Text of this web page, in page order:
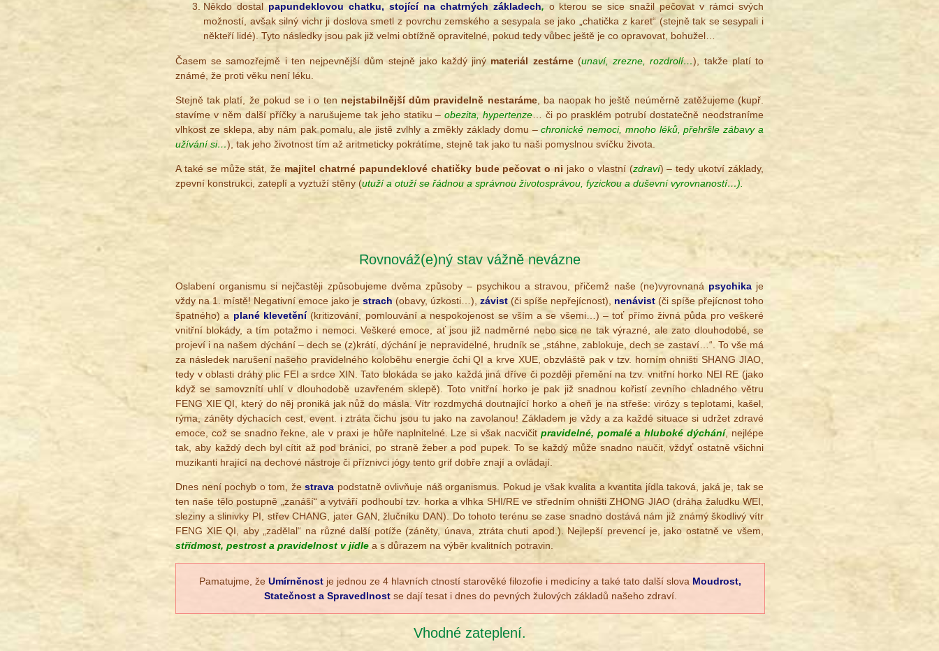
Někdo dostal papundeklovou chatku, stojící na chatrných základech, o kterou se sice snažil pečovat v rámci svých
možností, avšak silný vichr ji doslova smetl z povrchu zemského a sesypala se jako „chatička z karet“ (stejně tak se sesypali i
někteří lidé). Tyto následky jsou pak již velmi obtížně opravitelné, pokud tedy vůbec ještě je co opravovat, bohužel…
Časem se samozřejmě i ten nejpevnější dům stejně jako každý jiný materiál zestárne(unaví, zrezne, rozdrolí…), takže platí to
známé, že proti věku není léku.
Stejně tak platí, že pokud se i o ten nejstabilnější dům pravidelně nestaráme, ba naopak ho ještě neúměrně zatěžujeme (kupř.
stavíme v něm další příčky a narušujeme tak jeho statiku –obezita, hypertenze … či po prasklém potrubí dostatečně neodstraníme
vlhkost ze sklepa, aby nám pak pomalu, ale jistě zvlhly a změkly základy domu –chronické nemoci, mnoho léků, přehršle zábavy a
užívání si…), tak jeho životnost tím až aritmeticky pokrátíme, stejně tak jako tu naši pomyslnou svíčku života.
A také se může stát, že majitel chatrné papundeklové chatičky bude pečovat o ni jako o vlastní (zdraví) – tedy ukotví základy,
zpevní konstrukci, zateplí a vyztuží stěny (utuží a otuží se řádnou a správnou životosprávou, fyzickou a duševní vyrovnaností…).
Rovnováž(e)ný stav vážně nevázne
Oslabení organismu si nejčastěji způsobujeme dvěma způsoby – psychikou a stravou, přičemž naše (ne)vyrovnaná psychikaje
vždy na 1. místě! Negativní emoce jako je strach (obavy, úzkosti…), závist (či spíše nepřejícnost), nenávist (či spíše přejícnost toho
špatného) a plané klevetění(kritizování, pomlouvání a nespokojenost se vším a se všemi…) – toť přímo živná půda pro veškeré
vnitřní blokády, a tím potažmo i nemoci. Veškeré emoce, ať jsou již nadměrné nebo sice ne tak výrazné, ale zato dlouhodobé, se
projeví i na našem dýchání – dech se (z)krátí, dýchání je nepravidelné, hrudník se „stáhne, zablokuje, dech se zastaví…“. To vše má
za následek narušení našeho pravidelného koloběhu energie čchi QI a krve XUE, obzvláště pak v tzv. horním ohništi SHANG JIAO,
tedy v oblasti dráhy plic FEI a srdce XIN. Tato blokáda se jako každá jiná dříve či později přemění na tzv. vnitřní horko NEI RE (jako
když se samovznítí uhlí v dlouhodobě uzavřeném sklepě). Toto vnitřní horko je pak již snadnou kořistí zevního chladného větru
FENG XIE QI, který do něj proniká jak nůž do másla. Vítr rozdmychá doutnající horko a oheň je na střeše: virózy s teplotami, kašel,
rýma, záněty dýchacích cest, event. i ztráta čichu jsou tu jako na zavolanou! Základem je vždy a za každé situace si udržet zdravé
emoce, což se snadno řekne, ale v praxi je hůře naplnitelné. Lze si však nacvičit pravidelné, pomalé a hluboké dýchání, nejlépe
tak, aby každý dech byl cítit až pod bránici, po straně žeber a pod pupek. To se každý může snadno naučit, vždyť ostatně všichni
muzikanti hrající na dechové nástroje či příznivci jógy tento grif dobře znají a ovládají.
Dnes není pochyb o tom, že strava podstatně ovlivňuje náš organismus. Pokud je však kvalita a kvantita jídla taková, jaká je, tak se
ten naše tělo postupně „zanáší“ a vytváří podhoubí tzv. horka a vlhka SHI/RE ve středním ohništi ZHONG JIAO (dráha žaludku WEI,
sleziny a slinivky PI, střev CHANG, jater GAN, žlučníku DAN). Do tohoto terénu se zase snadno dostává nám již známý škodlivý vítr
FENG XIE QI, aby „zadělal“ na různé další potíže (záněty, únava, ztráta chuti apod.). Nejlepší prevencí je, jako ostatně ve všem,
střídmost, pestrost a pravidelnost v jídle a s důrazem na výběr kvalitních potravin.
Pamatujme, že Umírněnost je jednou ze 4 hlavních ctností starověké filozofie i medicíny a také tato další slova Moudrost,
Statečnost a Spravedlnostse dají tesat i dnes do pevných žulových základů našeho zdraví.
Vhodné zateplení.